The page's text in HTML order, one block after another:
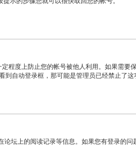
程度上防止您的帐号被他人利用。如果需要
自动登录框，那可能是管理员已经禁止了这
坛上的阅读记录等信息。如果您有登录的问